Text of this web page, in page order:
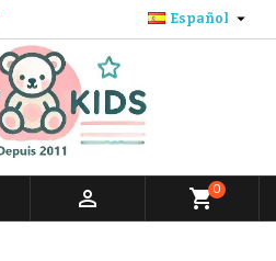
Español 
 shopping_cart0